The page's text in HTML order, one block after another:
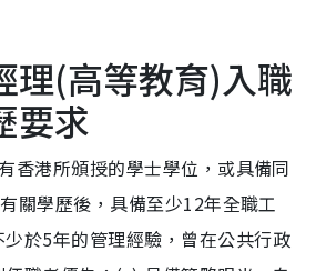
理(高等教育)入職
要求
香港所頒授的學士學位，或具備同
關學歷後，具備至少12年全職工
於5年的管理經驗，曾在公共行政